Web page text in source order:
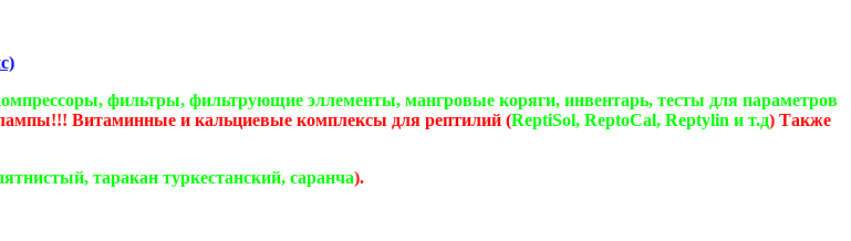
фильтры, фильтрующие эллементы, мангровые коряги, инвентарь, тесты для параметров
Витаминные и кальциевые комплексы для рептилий (ReptiSol, ReptoCal, Reptylin и т.д) Также
таракан туркестанский, саранча).